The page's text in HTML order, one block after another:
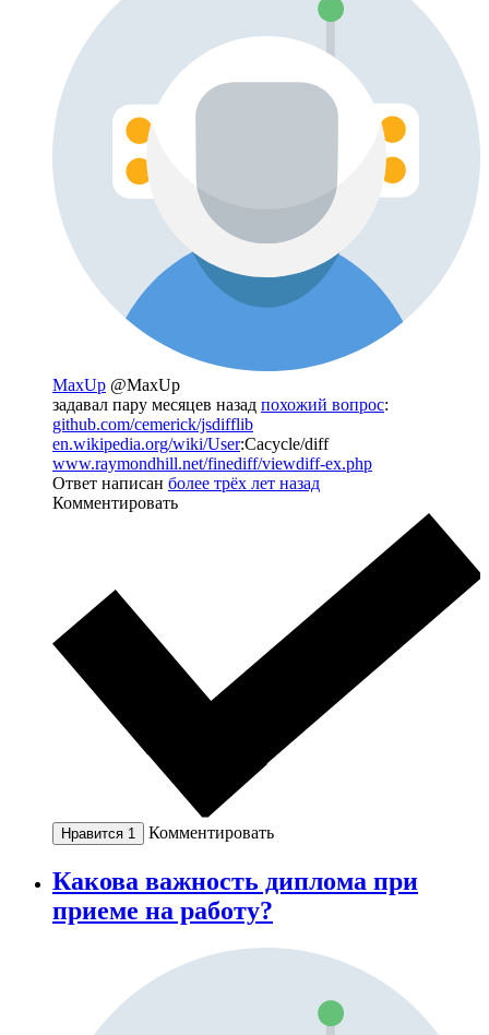
MaxUp @MaxUp
задавал пару месяцев назад похожий вопрос:
github.com/cemerick/jsdifflib
en.wikipedia.org/wiki/User:Cacycle/diff
www.raymondhill.net/finediff/viewdiff-ex.php
Ответ написан более трёх лет назад
Комментировать
Нравится 1 Комментировать
Какова важность диплома при
приеме на работу?